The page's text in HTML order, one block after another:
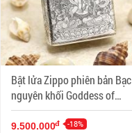
Bật lửa Zippo phiên bản Bạc
nguyên khối Goddess of
Mercy
9.500.000đ -18%